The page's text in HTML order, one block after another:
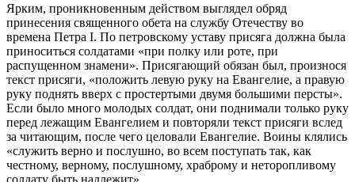
Ярким, проникновенным действом выглядел обряд
принесения священного обета на службу Отечеству во
времена Петра I. По петровскому уставу присяга должна была
приноситься солдатами «при полку или роте, при
распущенном знамени». Присягающий обязан был, произнося
текст присяги, «положить левую руку на Евангелие, а правую
руку поднять вверх с простертыми двумя большими персты».
Если было много молодых солдат, они поднимали только руку
перед лежащим Евангелием и повторяли текст присяги вслед
за читающим, после чего целовали Евангелие. Воины клялись
«служить верно и послушно, во всем поступать так, как
честному, верному, послушному, храброму и неторопливому
солдату быть надлежит».